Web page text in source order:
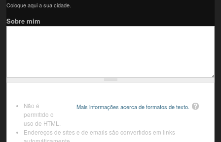
Coloque aqui a sua cidade.
Sobre mim
Mais informações acerca de formatos de texto.
Não é
permitido o
uso de HTML.
Endereços de sites e de emails são convertidos em links